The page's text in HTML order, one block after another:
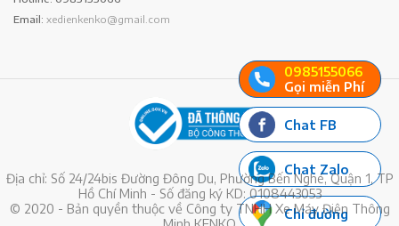
0985155066
Gọi miễn Phí
Chat FB
Chat Zalo
Chỉ đường
Email: xedienkenko@gmail.com
Địa chỉ: Số 24/24bis Đường Đông Du, Phường Bến Nghé, Quận 1, TP
Hồ Chí Minh - Số đăng ký KD: 0108443053
© 2020 - Bản quyền thuộc về Công ty TNHH Xe Máy Điện Thông